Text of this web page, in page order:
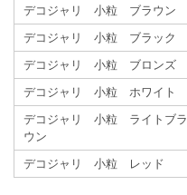
デコジャリ 小粒 ブラウン
デコジャリ 小粒 ブラック
デコジャリ 小粒 ブロンズ
デコジャリ 小粒 ホワイト
デコジャリ 小粒 ライトブラ
ウン
デコジャリ 小粒 レッド